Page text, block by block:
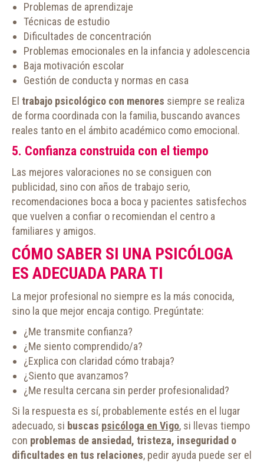
Problemas de aprendizaje
Técnicas de estudio
Dificultades de concentración
Problemas emocionales en la infancia y adolescencia
Baja motivación escolar
Gestión de conducta y normas en casa
El trabajo psicológico con menores siempre se realiza
de forma coordinada con la familia, buscando avances
reales tanto en el ámbito académico como emocional.
5. Confianza construida con el tiempo
Las mejores valoraciones no se consiguen con
publicidad, sino con años de trabajo serio,
recomendaciones boca a boca y pacientes satisfechos
que vuelven a confiar o recomiendan el centro a
familiares y amigos.
CÓMO SABER SI UNA PSICÓLOGA
ES ADECUADA PARA TI
La mejor profesional no siempre es la más conocida,
sino la que mejor encaja contigo. Pregúntate:
¿Me transmite confianza?
¿Me siento comprendido/a?
¿Explica con claridad cómo trabaja?
¿Siento que avanzamos?
¿Me resulta cercana sin perder profesionalidad?
Si la respuesta es sí, probablemente estés en el lugar
adecuado, si buscas psicóloga en Vigo, si llevas tiempo
con problemas de ansiedad, tristeza, inseguridad o
dificultades en tus relaciones, pedir ayuda puede ser el